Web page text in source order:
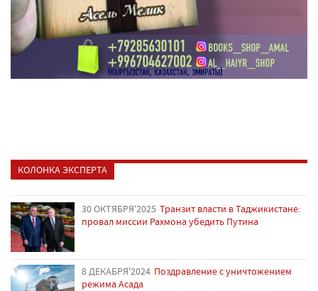
КОЛОНКА ЭКСПЕРТА
30 ОКТЯБРЯ'2025 Транзит власти в Таджикистане:
провал миссии Рахмона убедить Путина
8 ДЕКАБРЯ'2024 Поздравление с уничтожением
режима Асада